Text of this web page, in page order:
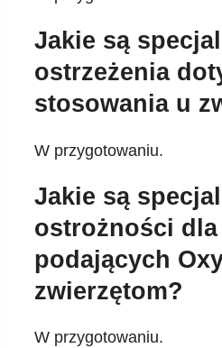
Jakie są
ostrzeżenia
stosowania u
W przygotowaniu.
Jakie są
ostrożności
podających
zwierzętom?
W przygotowaniu.